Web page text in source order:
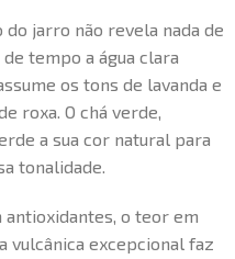
jarro não revela nada de
tempo a água clara
os tons de lavanda e
roxa. O chá verde,
a sua cor natural para
tonalidade.
antioxidantes, o teor em
vulcânica excepcional faz